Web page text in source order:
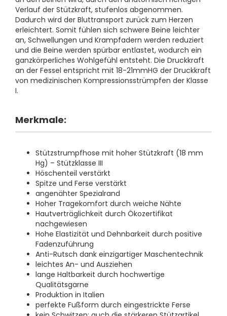
Verlauf der Stützkraft, stufenlos abgenommen.
Dadurch wird der Bluttransport zurück zum Herzen
erleichtert. Somit fühlen sich schwere Beine leichter
an, Schwellungen und Krampfadern werden reduziert
und die Beine werden spürbar entlastet, wodurch ein
ganzkörperliches Wohlgefühl entsteht. Die Druckkraft
an der Fessel entspricht mit 18-21mmHG der Druckkraft
von medizinischen Kompressionsstrümpfen der Klasse
I.
Merkmale:
Stützstrumpfhose mit hoher Stützkraft (18 mm
Hg) – Stützklasse III
Höschenteil verstärkt
Spitze und Ferse verstärkt
angenähter Spezialrand
Hoher Tragekomfort durch weiche Nähte
Hautverträglichkeit durch Ökozertifikat
nachgewiesen
Hohe Elastizität und Dehnbarkeit durch positive
Fadenzuführung
Anti-Rutsch dank einzigartiger Maschentechnik
leichtes An- und Ausziehen
lange Haltbarkeit durch hochwertige
Qualitätsgarne
Produktion in Italien
perfekte Fußform durch eingestrickte Ferse